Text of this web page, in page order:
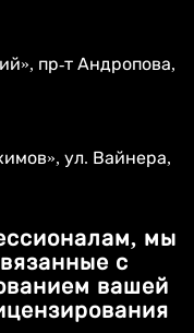
пр-т Андропова,
ул. Вайнера,
мы
с
вашей